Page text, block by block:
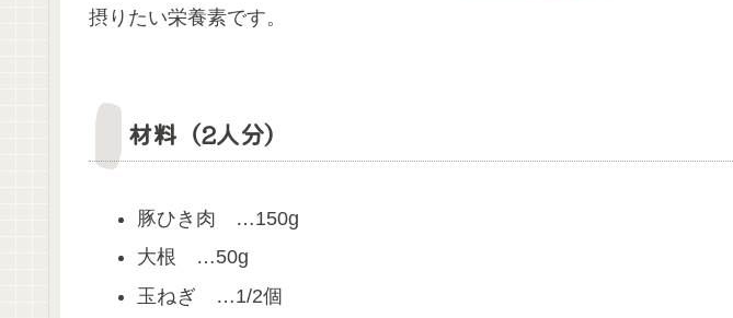
摂りたい栄養素です。
材料（2人分）
豚ひき肉 …150g
大根 …50g
玉ねぎ …1/2個